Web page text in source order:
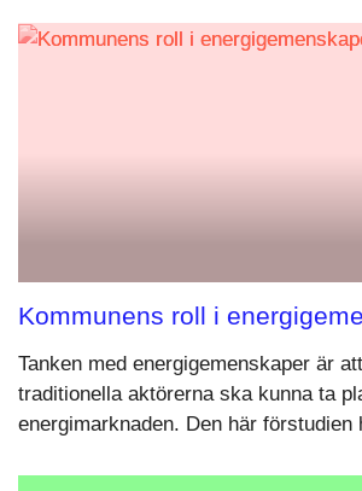
Kommunens roll i
Tanken med energigemenskaper är
traditionella aktörerna ska kunna ta
energimarknaden. Den här